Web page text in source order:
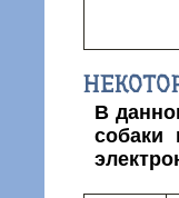
В
собаки